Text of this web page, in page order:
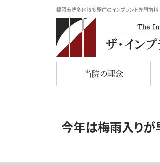
福岡市博多区博多駅前のインプラント専門歯科
当院の理念
今年は梅雨入り